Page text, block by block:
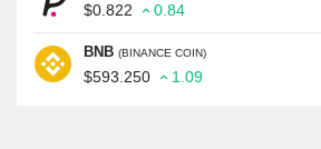
$0.822 0.84
BNB (BINANCE COIN)
$593.250 1.09